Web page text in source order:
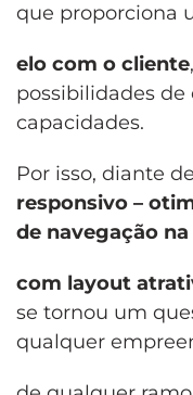
que proporciona
elo com o cliente
possibilidades
capacidades.
Por isso, diante
responsivo –
de navegação
com layout
se tornou um
qualquer